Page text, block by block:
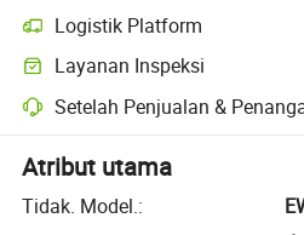
Logistik Platform
Layanan Inspeksi
Setelah Penjualan &
Atribut utama
Tidak. Model.: